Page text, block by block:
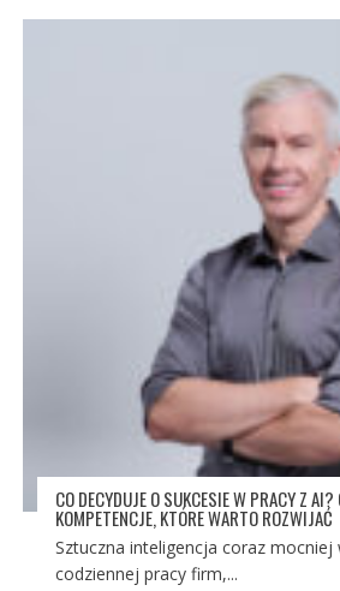
CO DECYDUJE O SUKCESIE W PRACY Z AI?
KOMPETENCJE, KTÓRE WARTO ROZWIJAĆ
Sztuczna inteligencja coraz mocniej
codziennej pracy firm,...